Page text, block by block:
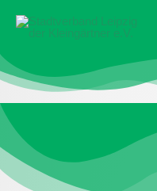
Inhalt
springen